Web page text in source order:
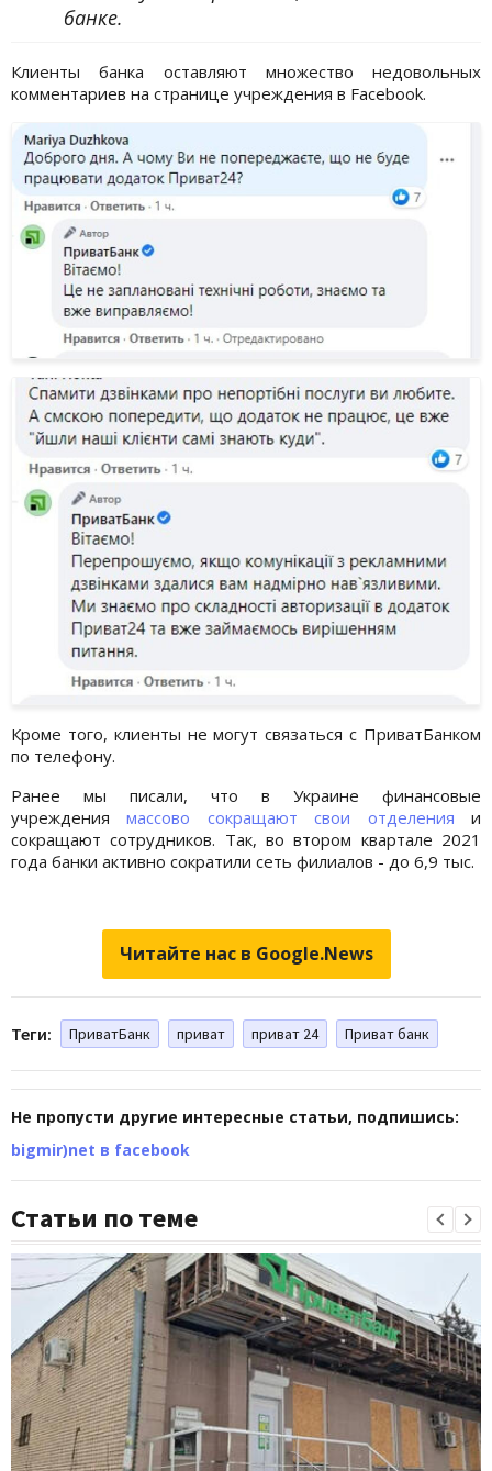
банке.
Клиенты банка оставляют множество недовольных
комментариев на странице учреждения в Facebook.
Кроме того, клиенты не могут связаться с ПриватБанком
по телефону.
Ранее мы писали, что в Украине финансовые
учреждениямассово сокращают свои отделения и
сокращают сотрудников. Так, во втором квартале 2021
года банки активно сократили сеть филиалов - до 6,9 тыс.
Читайте нас в Google.News
Теги: ПриватБанк приват приват 24 Приват банк
Не пропусти другие интересные статьи, подпишись:
bigmir)net в facebook
Статьи по теме